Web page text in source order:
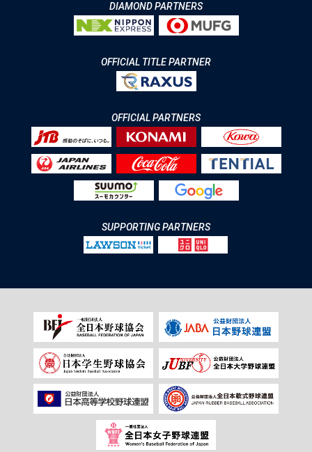
DIAMOND PARTNERS
OFFICIAL TITLE PARTNER
OFFICIAL PARTNERS
SUPPORTING PARTNERS